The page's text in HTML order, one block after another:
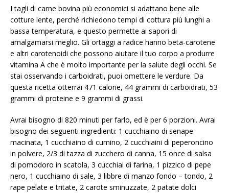
I tagli di carne bovina più economici si adattano bene alle
cotture lente, perché richiedono tempi di cottura più lunghi a
bassa temperatura, e questo permette ai sapori di
amalgamarsi meglio. Gli ortaggi a radice hanno beta-carotene
e altri carotenoidi che possono aiutare il tuo corpo a produrre
vitamina A che è molto importante per la salute degli occhi. Se
stai osservando i carboidrati, puoi omettere le verdure. Da
questa ricetta otterrai 471 calorie, 44 grammi di carboidrati, 53
grammi di proteine ​​e 9 grammi di grassi.
Avrai bisogno di 820 minuti per farlo, ed è per 6 porzioni. Avrai
bisogno dei seguenti ingredienti: 1 cucchiaino di senape
macinata, 1 cucchiaino di cumino, 2 cucchiaini di peperoncino
in polvere, 2/3 di tazza di zucchero di canna, 15 once di salsa
di pomodoro in scatola, 3 cucchiai di farina, 1 pizzico di pepe
nero, 1 cucchiaino di sale, 3 libbre di manzo fondo – tondo, 2
rape pelate e tritate, 2 carote sminuzzate, 2 patate dolci